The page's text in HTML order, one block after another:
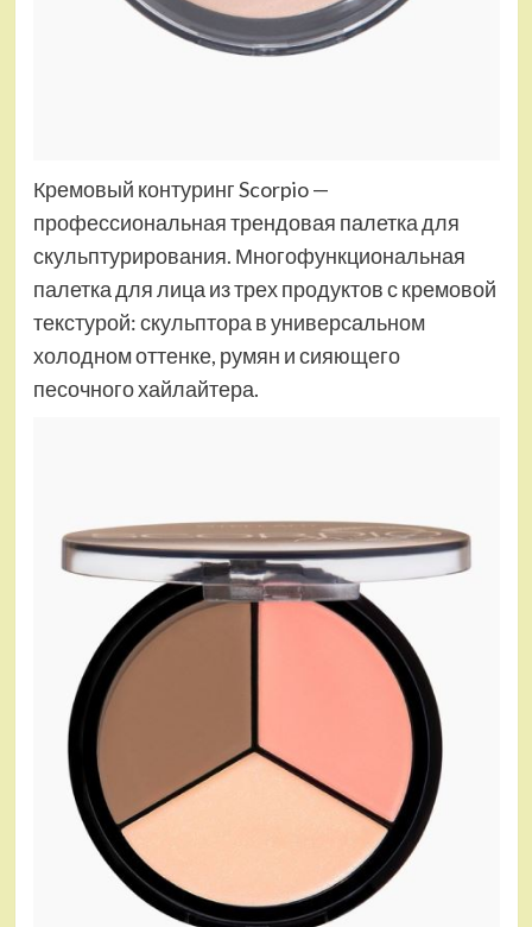
Кремовый контуринг Scorpio —
профессиональная трендовая палетка для
скульптурирования. Многофункциональная
палетка для лица из трех продуктов с кремовой
текстурой: скульптора в универсальном
холодном оттенке, румян и сияющего
песочного хайлайтера.